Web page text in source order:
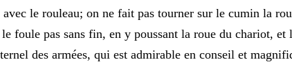
avec le rouleau; on ne fait pas tourner sur le cumin la
le foule pas sans fin, en y poussant la roue du chariot, et
des armées, qui est admirable en conseil et